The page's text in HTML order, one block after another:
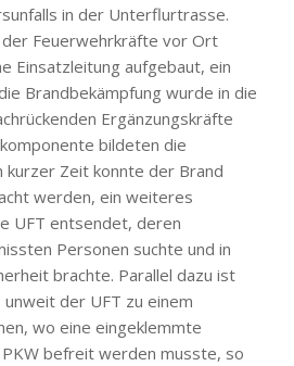
in der Unterflurtrasse.
Feuerwehrkräfte vor Ort
Einsatzleitung aufgebaut, ein
Brandbekämpfung wurde in die
Ergänzungskräfte
bildeten die
kurzer Zeit konnte der Brand
werden, ein weiteres
UFT entsendet, deren
Personen suchte und in
brachte. Parallel dazu ist
der UFT zu einem
wo eine eingeklemmte
befreit werden musste, so